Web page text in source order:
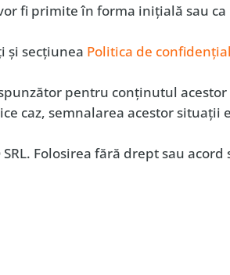
fi primite în forma iniţială sau
şi secţiunea Politica de
pentru conţinutul
caz, semnalarea acestor situaţii
Folosirea fără drept sau